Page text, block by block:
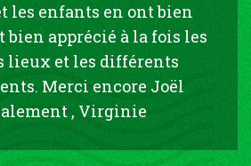
les enfants en ont bien
bien apprécié à la fois les
lieux et les différents
Merci encore Joël
, Virginie